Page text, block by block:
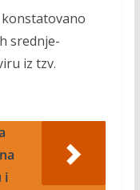
srednje­-
iz tzv.
i